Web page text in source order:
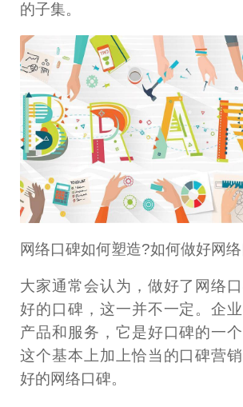
的子集。
网络口碑如何塑造?如何做好网
大家通常会认为，做好了网络
好的口碑，这一并不一定。企
产品和服务，它是好口碑的一
这个基本上加上恰当的口碑营
好的网络口碑。